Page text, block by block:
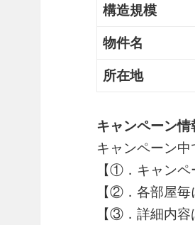
構造規模
物件名
所在地
キャンペーン情
キャンペーン中
【①．キャン
【②．各部屋
【③．詳細内